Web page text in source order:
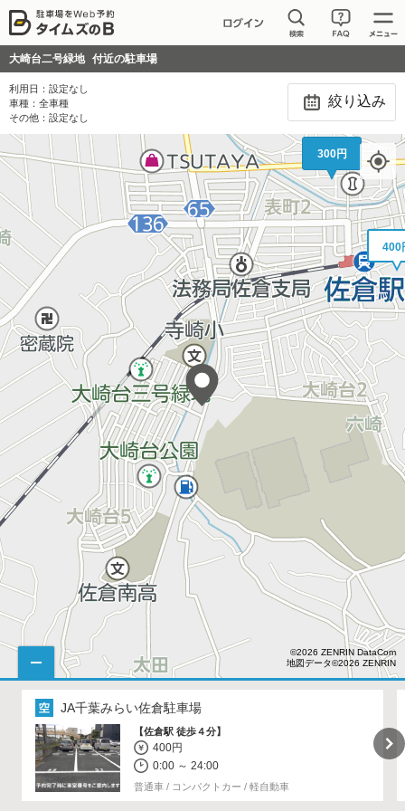
大崎台二号緑地 付近の駐車場
利用日： 設定なし
車種： 全車種
その他： 設定なし
絞り込み
300円
400
©2026 ZENRIN DataCom
地図データ©2026 ZENRIN
JA千葉みらい佐倉駐車場
【佐倉駅 徒歩４分】
400円
0:00 ～ 24:00
普通車 / コンパクトカー / 軽自動車